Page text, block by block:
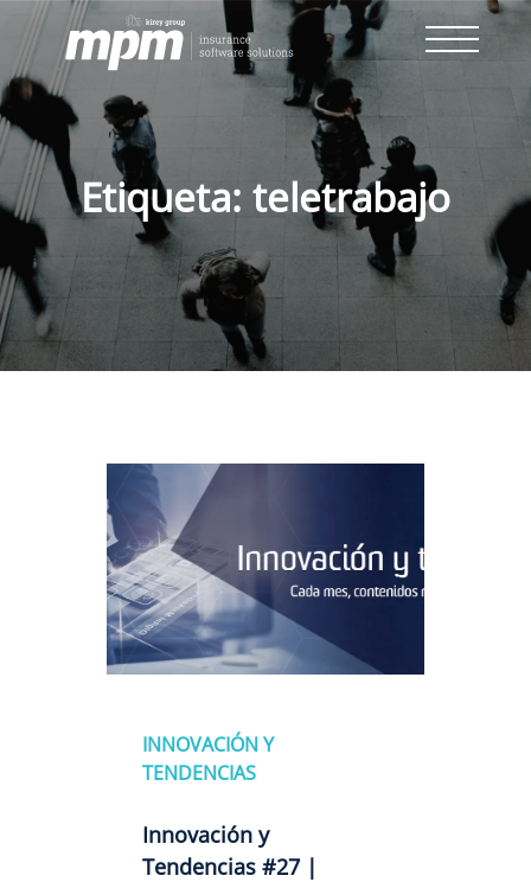
Skip
content
Etiqueta: teletrabajo
INNOVACIÓN Y
TENDENCIAS
Innovación y
Tendencias #27 |